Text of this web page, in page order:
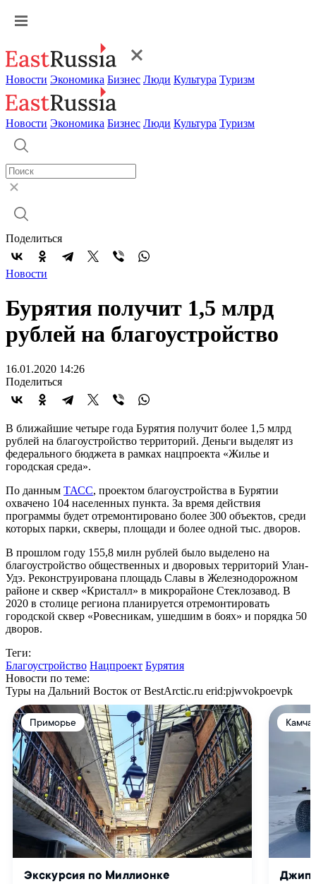
Новости Экономика Бизнес Люди Культура Туризм
Новости Экономика Бизнес Люди Культура Туризм
Поделиться
Новости
Бурятия получит 1,5 млрд
рублей на благоустройство
16.01.2020 14:26
Поделиться
В ближайшие четыре года Бурятия получит более 1,5 млрд
рублей на благоустройство территорий. Деньги выделят из
федерального бюджета в рамках нацпроекта «Жилье и
городская среда».
По данным ТАСС, проектом благоустройства в Бурятии
охвачено 104 населенных пункта. За время действия
программы будет отремонтировано более 300 объектов, среди
которых парки, скверы, площади и более одной тыс. дворов.
В прошлом году 155,8 милн рублей было выделено на
благоустройство общественных и дворовых территорий Улан-
Удэ. Реконструирована площадь Славы в Железнодорожном
районе и сквер «Кристалл» в микрорайоне Стеклозавод. В
2020 в столице региона планируется отремонтировать
городской сквер «Ровесникам, ушедшим в боях» и порядка 50
дворов.
Теги:
Благоустройство Нацпроект Бурятия
Новости по теме:
Туры на Дальний Восток от BestArctic.ru erid:pjwvokpoevpk